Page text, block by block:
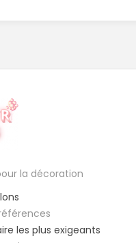
la décoration
les plus exigeants